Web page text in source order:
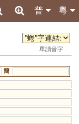
粵
普
單讀音字
簡